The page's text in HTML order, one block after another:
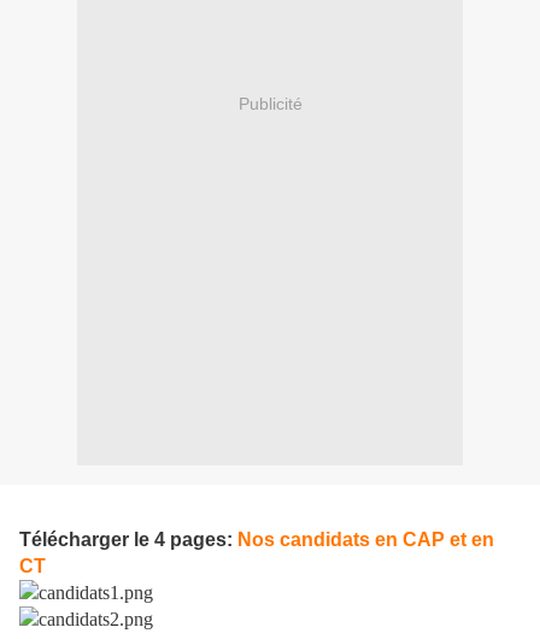
Publicité
Télécharger le 4 pages: Nos candidats en CAP et en
CT